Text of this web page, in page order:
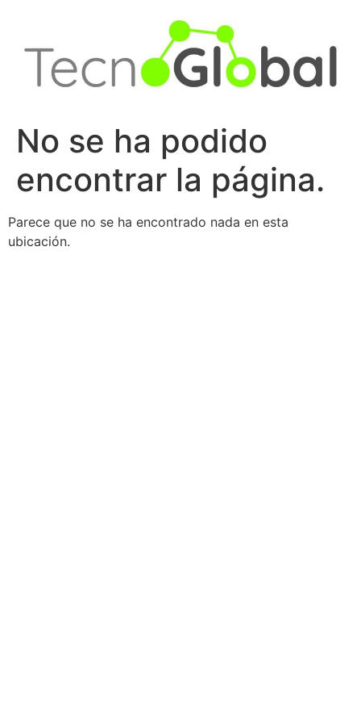
contenido
No se ha podido
encontrar la página.
Parece que no se ha encontrado nada en esta
ubicación.